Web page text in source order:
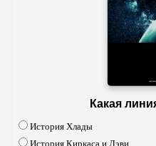
Какая
История Хлады
История Киркаса и Лэви